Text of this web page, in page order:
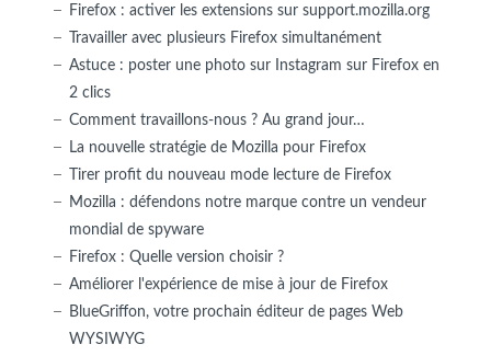
Firefox : activer les extensions sur support.mozilla.org
Travailler avec plusieurs Firefox simultanément
Astuce : poster une photo sur Instagram sur Firefox en
2 clics
Comment travaillons-nous ? Au grand jour…
La nouvelle stratégie de Mozilla pour Firefox
Tirer profit du nouveau mode lecture de Firefox
Mozilla : défendons notre marque contre un vendeur
mondial de spyware
Firefox : Quelle version choisir ?
Améliorer l'expérience de mise à jour de Firefox
BlueGriffon, votre prochain éditeur de pages Web
WYSIWYG